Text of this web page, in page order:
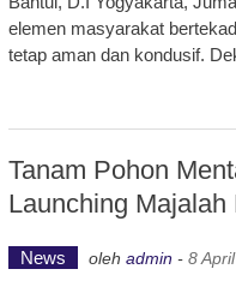
elemen masyarakat
tetap aman dan kondusif.
Tanam Pohon
Launching Majalah
News oleh admin - 8